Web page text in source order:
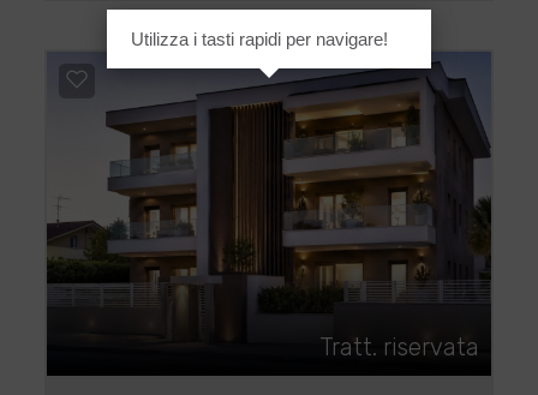
Tratt. riservata
Utilizza i tasti rapidi per navigare!